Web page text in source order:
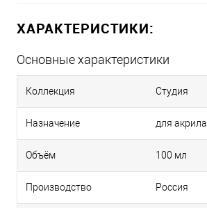
ХАРАКТЕРИСТИКИ:
Основные характеристики
Коллекция Студия
Назначение для акрила
Объём 100 мл
Производство Россия